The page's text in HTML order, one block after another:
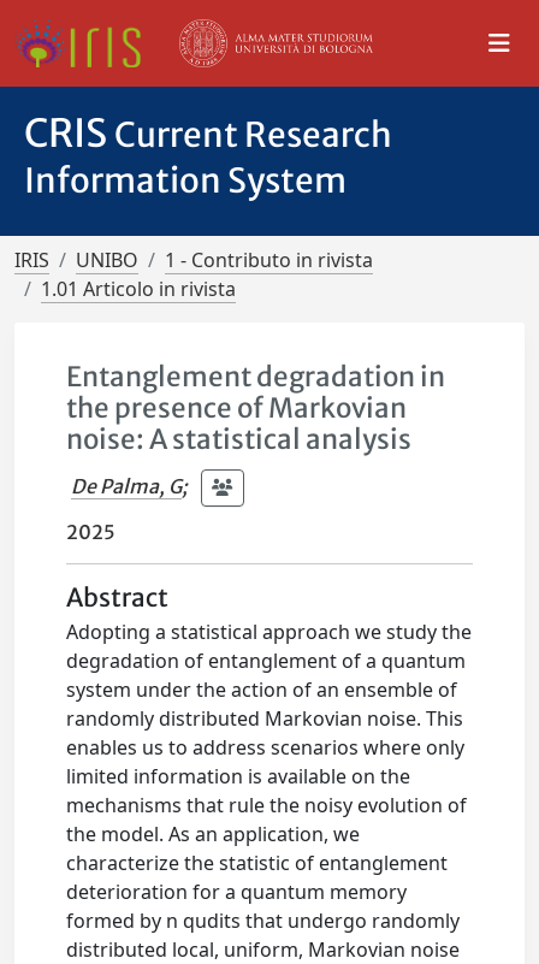
CRIS Current Research
Information System
IRIS UNIBO
1 - Contributo in rivista
1.01 Articolo in rivista
Entanglement degradation in
the presence of Markovian
noise: A statistical analysis
De Palma, G;
2025
Abstract
Adopting a statistical approach we study the
degradation of entanglement of a quantum
system under the action of an ensemble of
randomly distributed Markovian noise. This
enables us to address scenarios where only
limited information is available on the
mechanisms that rule the noisy evolution of
the model. As an application, we
characterize the statistic of entanglement
deterioration for a quantum memory
formed by n qudits that undergo randomly
distributed local, uniform, Markovian noise